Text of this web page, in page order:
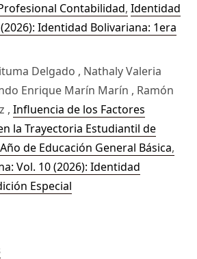
Contabilidad, Identidad
Identidad Bolivariana: 1era
Delgado , Nathaly Valeria
Enrique Marín Marín , Ramón
, Influencia de los Factores
la Trayectoria Estudiantil de
de Educación General Básica,
Vol. 10 (2026): Identidad
Especial